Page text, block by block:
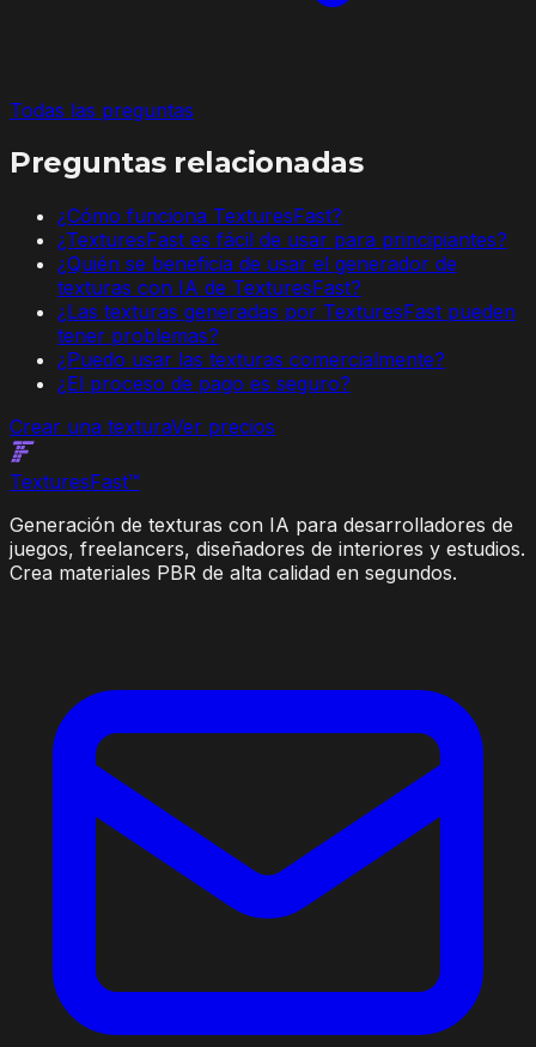
Todas las preguntas
Preguntas relacionadas
¿Cómo funciona TexturesFast?
¿TexturesFast es fácil de usar para principiantes?
¿Quién se beneficia de usar el generador de
texturas con IA de TexturesFast?
¿Las texturas generadas por TexturesFast pueden
tener problemas?
¿Puedo usar las texturas comercialmente?
¿El proceso de pago es seguro?
Crear una texturaVer precios
TexturesFast™
Generación de texturas con IA para desarrolladores de
juegos, freelancers, diseñadores de interiores y estudios.
Crea materiales PBR de alta calidad en segundos.